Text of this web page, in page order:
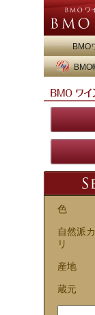
BMO
BMO
色
自然派
リ
産地
蔵元